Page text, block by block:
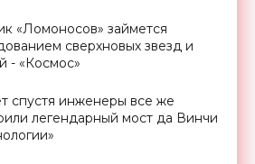
«Ломоносов» займется
сверхновых звезд и
- «Космос»
спустя инженеры все же
легендарный мост да Винчи